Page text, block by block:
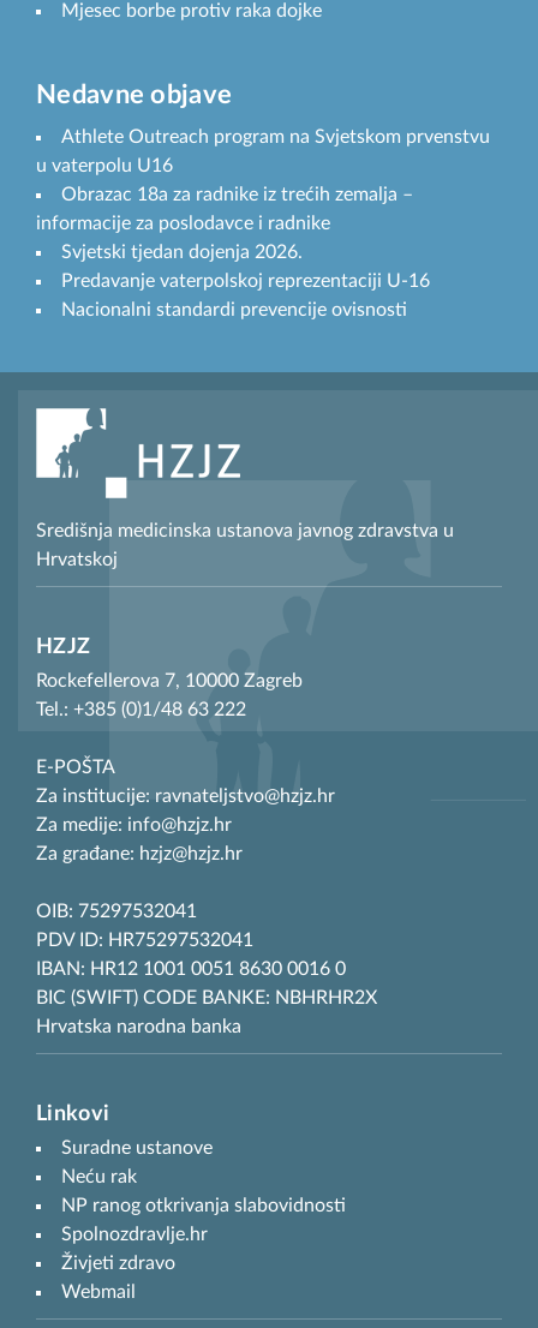
Mjesec borbe protiv raka dojke
Nedavne objave
Athlete Outreach program na Svjetskom prvenstvu
u vaterpolu U16
Obrazac 18a za radnike iz trećih zemalja –
informacije za poslodavce i radnike
Svjetski tjedan dojenja 2026.
Predavanje vaterpolskoj reprezentaciji U-16
Nacionalni standardi prevencije ovisnosti
Središnja medicinska ustanova javnog zdravstva u
Hrvatskoj
HZJZ
Rockefellerova 7, 10000 Zagreb
Tel.: +385 (0)1/48 63 222
E-POŠTA
Za institucije: ravnateljstvo@hzjz.hr
Za medije: info@hzjz.hr
Za građane: hzjz@hzjz.hr
OIB: 75297532041
PDV ID: HR75297532041
IBAN: HR12 1001 0051 8630 0016 0
BIC (SWIFT) CODE BANKE: NBHRHR2X
Hrvatska narodna banka
Linkovi
Suradne ustanove
Neću rak
NP ranog otkrivanja slabovidnosti
Spolnozdravlje.hr
Živjeti zdravo
Webmail